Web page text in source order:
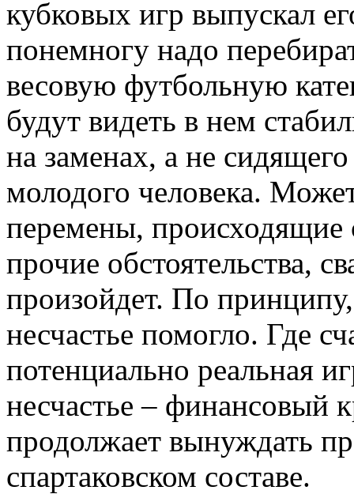
кубковых игр выпускал
понемногу надо
весовую футбольную
будут видеть в нем
на заменах, а не
молодого человека.
перемены, происходящие
прочие обстоятельства,
произойдет. По
несчастье помогло. Где
потенциально реальная
несчастье – финансовый
продолжает вынуждать
спартаковском составе.